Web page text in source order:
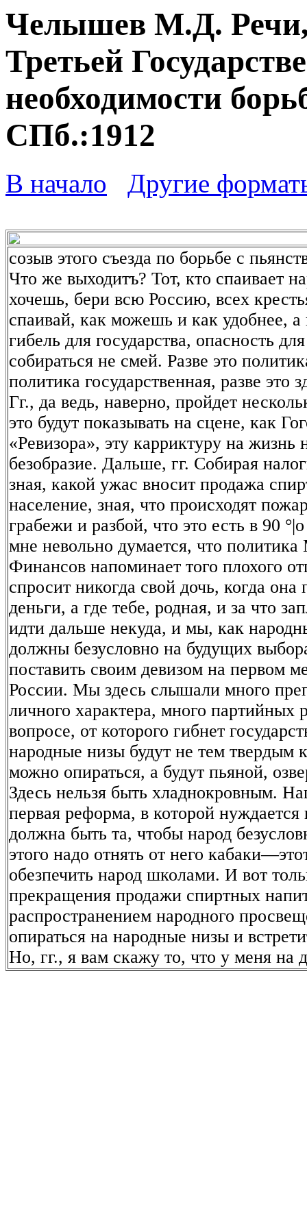
Челышев М.Д. Речи,
Третьей
необходимости
СПб.:1912
В начало Другие
созыв этого съезда по борьбе с
Что же выходитъ? Тот, кто спаивает
хочешь, бери всю Россию, всех
спаивай, как можешь и как удобнее, а
гибель для государства, опасность
собираться не смей. Разве это
политика государственная, разве это
Гг., да ведь, наверно, пройдет
это будут показывать на сцене, как
«Ревизора», эту карриктуру на жизнь
безобразие. Дальше, гг. Собирая
зная, какой ужас вносит продажа
население, зная, что происходят
грабежи и разбой, что это есть в 90 °|о
мне невольно думается, что
Финансов напоминает того плохого
спросит никогда свой дочь, когда она
деньги, а где тебе, родная, и за что
идти дальше некуда, и мы, как
должны безусловно на будущих
поставить своим девизом на первом
России. Мы здесь слышали много
личного характера, много партийных
вопросе, от которого гибнет
народные низы будут не тем твердым
можно опираться, а будут пьяной,
Здесь нельзя быть хладнокровным.
первая реформа, в которой нуждается
должна быть та, чтобы народ
этого надо отнять от него
обезпечить народ школами. И вот
прекращения продажи спиртных
распространением народного
опираться на народные низы и
Но, гг., я вам скажу то, что у меня на